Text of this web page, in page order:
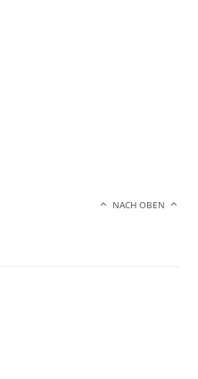
NACH OBEN